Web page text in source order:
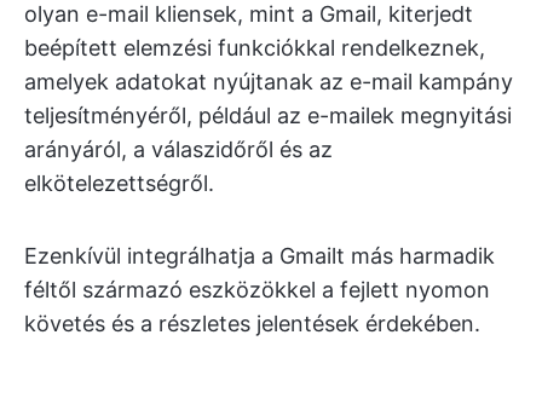
olyan e-mail kliensek, mint a Gmail, kiterjedt
beépített elemzési funkciókkal rendelkeznek,
amelyek adatokat nyújtanak az e-mail kampány
teljesítményéről, például az e-mailek megnyitási
arányáról, a válaszidőről és az
elkötelezettségről.
Ezenkívül integrálhatja a Gmailt más harmadik
féltől származó eszközökkel a fejlett nyomon
követés és a részletes jelentések érdekében.